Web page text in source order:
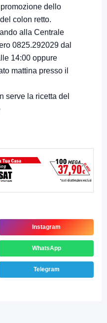
promozione dello
colon retto.
alla Centrale
0825.292029 dal
14:00 oppure
mattina presso il
serve la ricetta del
Instagram
WhatsApp
Telegram